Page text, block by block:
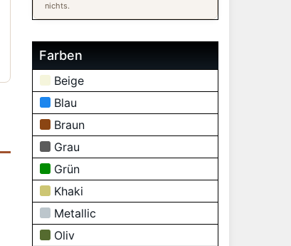
nichts.
Farben
Beige
Blau
Braun
Grau
Grün
Khaki
Metallic
Oliv